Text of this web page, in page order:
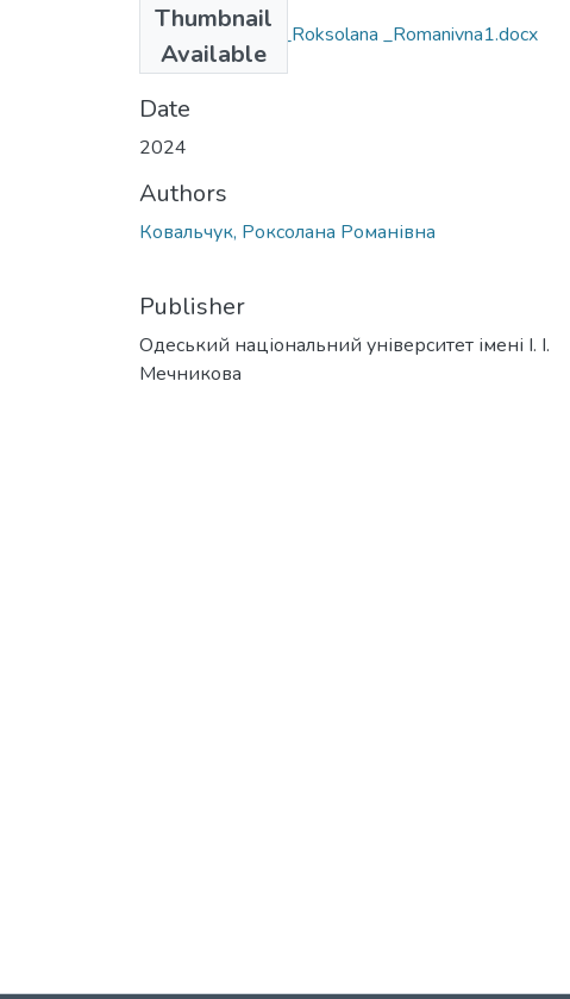
Thumbnail
Available
091_Koval_chuk _Roksolana _Romanivna1.docx
(54.35 KB)
Date
2024
Authors
Ковальчук, Роксолана Романівна
Publisher
Одеський національний університет імені І. І.
Мечникова